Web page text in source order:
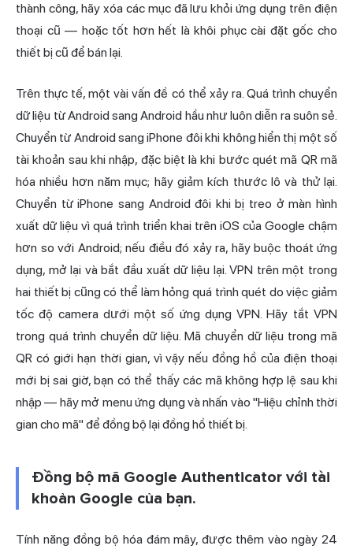
thành công, hãy xóa các mục đã lưu khỏi ứng dụng trên điện
thoại cũ — hoặc tốt hơn hết là khôi phục cài đặt gốc cho
thiết bị cũ để bán lại.
Trên thực tế, một vài vấn đề có thể xảy ra. Quá trình chuyển
dữ liệu từ Android sang Android hầu như luôn diễn ra suôn sẻ.
Chuyển từ Android sang iPhone đôi khi không hiển thị một số
tài khoản sau khi nhập, đặc biệt là khi bước quét mã QR mã
hóa nhiều hơn năm mục; hãy giảm kích thước lô và thử lại.
Chuyển từ iPhone sang Android đôi khi bị treo ở màn hình
xuất dữ liệu vì quá trình triển khai trên iOS của Google chậm
hơn so với Android; nếu điều đó xảy ra, hãy buộc thoát ứng
dụng, mở lại và bắt đầu xuất dữ liệu lại. VPN trên một trong
hai thiết bị cũng có thể làm hỏng quá trình quét do việc giảm
tốc độ camera dưới một số ứng dụng VPN. Hãy tắt VPN
trong quá trình chuyển dữ liệu. Mã chuyển dữ liệu trong mã
QR có giới hạn thời gian, vì vậy nếu đồng hồ của điện thoại
mới bị sai giờ, bạn có thể thấy các mã không hợp lệ sau khi
nhập — hãy mở menu ứng dụng và nhấn vào "Hiệu chỉnh thời
gian cho mã" để đồng bộ lại đồng hồ thiết bị.
Đồng bộ mã Google Authenticator với tài
khoản Google của bạn.
Tính năng đồng bộ hóa đám mây, được thêm vào ngày 24